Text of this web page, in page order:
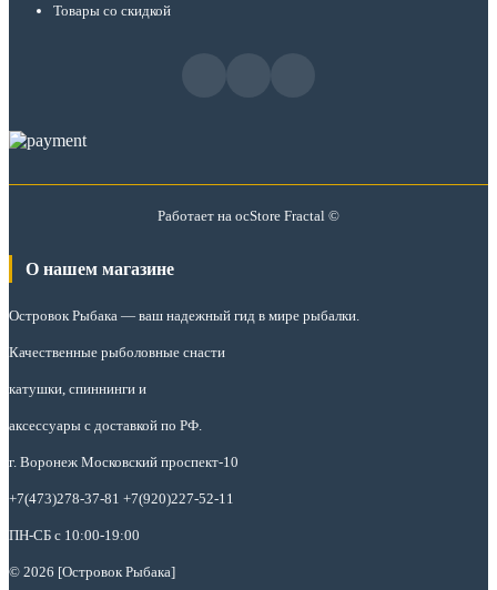
Товары со скидкой
Работает на ocStore Fractal ©
О нашем магазине
Островок Рыбака — ваш надежный гид в мире рыбалки.
Качественные рыболовные снасти
катушки, спиннинги и
аксессуары с доставкой по РФ.
г. Воронеж Московский проспект-10
+7(473)278-37-81 +7(920)227-52-11
ПН-СБ с 10:00-19:00
© 2026 [Островок Рыбака]